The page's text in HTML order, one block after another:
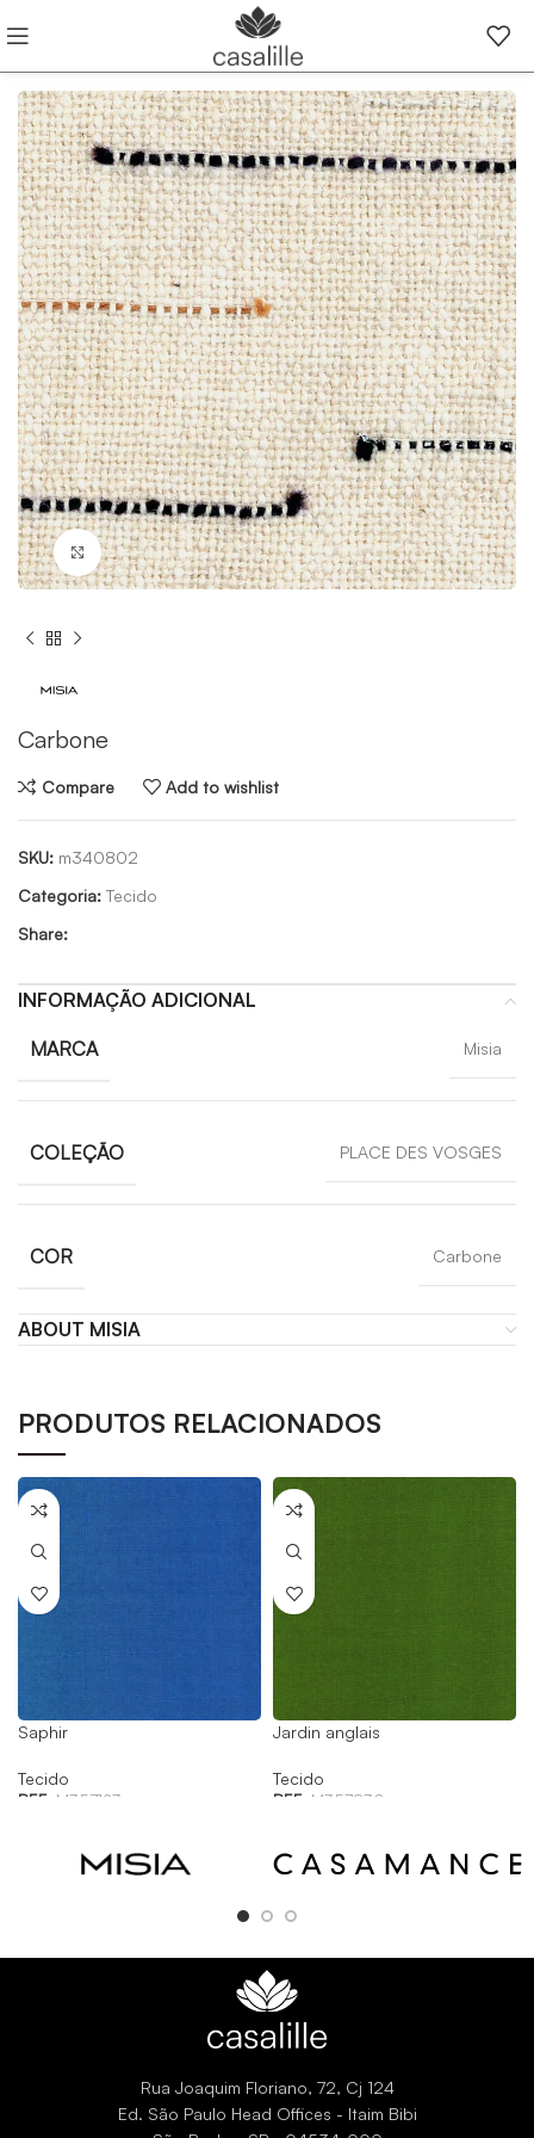
Click to enlarge
Carbone
Compare Add to wishlist
SKU: m340802
Categoria: Tecido
Share:
INFORMAÇÃO ADICIONAL
MARCA Misia
COLEÇÃO PLACE DES VOSGES
COR Carbone
ABOUT MISIA
PRODUTOS RELACIONADOS
Saphir
Tecido
REF: M357123
Jardin anglais
Tecido
REF: M357830
Rua Joaquim Floriano, 72, Cj 124
Ed. São Paulo Head Offices - Itaim Bibi